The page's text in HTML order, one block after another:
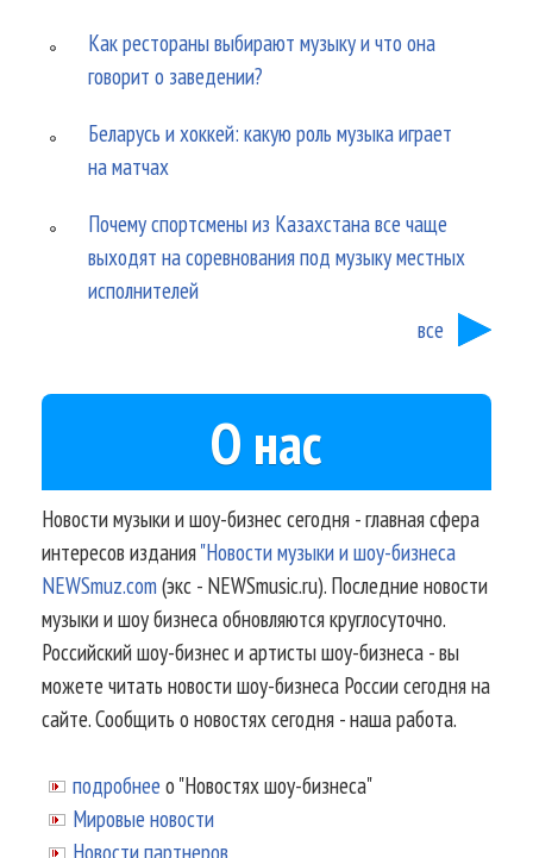
Как рестораны выбирают музыку и что она
говорит о заведении?
Беларусь и хоккей: какую роль музыка играет
на матчах
Почему спортсмены из Казахстана все чаще
выходят на соревнования под музыку местных
исполнителей
все
О нас
Новости музыки и шоу-бизнес сегодня - главная сфера
интересов издания"Новости музыки и шоу-бизнеса
NEWSmuz.com(экс - NEWSmusic.ru). Последние новости
музыки и шоу бизнеса обновляются круглосуточно.
Российский шоу-бизнес и артисты шоу-бизнеса - вы
можете читать новости шоу-бизнеса России сегодня на
сайте. Сообщить о новостях сегодня - наша работа.
подробнее о "Новостях шоу-бизнеса"
Мировые новости
Новости партнеров